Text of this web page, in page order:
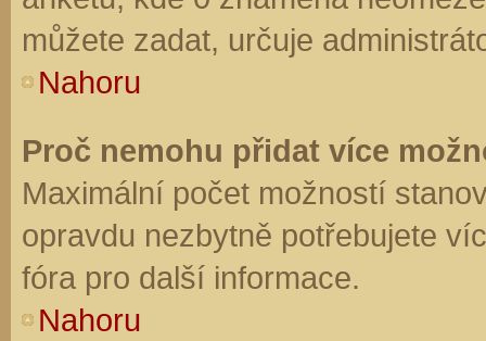
můžete zadat, určuje
Nahoru
Proč nemohu přidat více
Maximální počet možností
opravdu nezbytně potřebujete
fóra pro další informace.
Nahoru